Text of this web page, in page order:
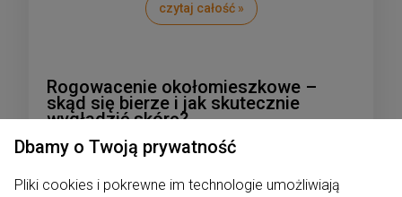
czytaj całość »
Rogowacenie okołomieszkowe –
skąd się bierze i jak skutecznie
wygładzić skórę?
Dodano: 02-02-2026w kategorii:Pielęgnacja
Dbamy o Twoją prywatność
Pliki cookies i pokrewne im technologie umożliwiają